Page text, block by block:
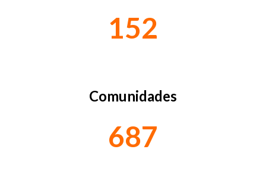
152
Comunidades
687